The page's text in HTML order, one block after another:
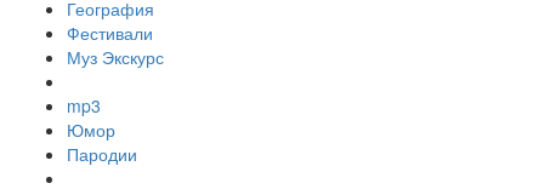
География
Фестивали
Муз Экскурс
mp3
Юмор
Пародии